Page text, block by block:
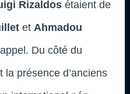
Rizaldos étaient de
et Ahmadou
Du côté du
présence d’anciens